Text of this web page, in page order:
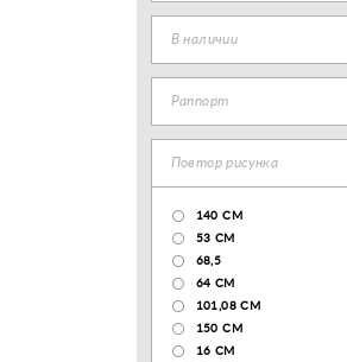
В наличии
Раппорт
Повтор рисунка
140 CM
53 СМ
68,5
64 СМ
101,08 CM
150 CM
16 СМ